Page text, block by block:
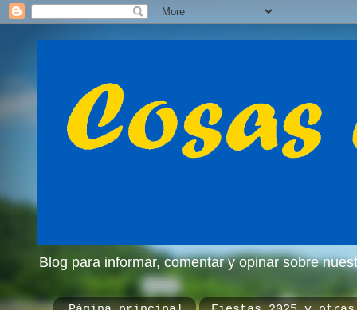
Blog para informar, comentar y opinar sobre